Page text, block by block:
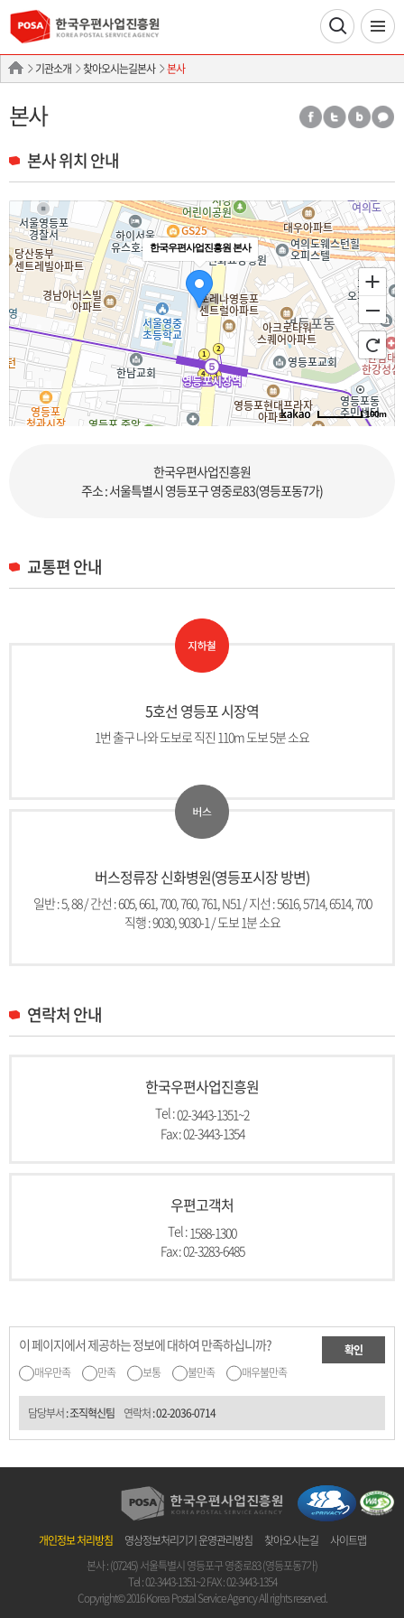
기관소개 찾아오시는길본사 본사
본사
본사 위치 안내
한국우편사업진흥원 본사
100m
한국우편사업진흥원
주소 : 서울특별시 영등포구 영중로83(영등포동7가)
교통편 안내
5호선 영등포 시장역
1번 출구 나와 도보로 직진 110m 도보 5분 소요
버스정류장 신화병원(영등포시장 방변)
일반 : 5, 88 / 간선 : 605, 661, 700, 760, 761, N51 / 지선 : 5616, 5714, 6514, 700
직행 : 9030, 9030-1 / 도보 1분 소요
연락처 안내
한국우편사업진흥원
Tel :02-3443-1351~2
Fax : 02-3443-1354
우편고객처
Tel : 1588-1300
Fax : 02-3283-6485
이 페이지에서 제공하는 정보에 대하여 만족하십니까?
매우만족 만족 보통 불만족 매우불만족
확인
담당부서: 조직혁신팀 연락처:02-2036-0714
개인정보 처리방침 영상정보처리기기 운영관리방침 찾아오시는길
사이트맵
본사 : (07245) 서울특별시 영등포구 영중로83 (영등포동7가)
Tel :02-3443-1351~2FAX : 02-3443-1354
Copyright© 2016 Korea Postal Service Agency All rights reserved.